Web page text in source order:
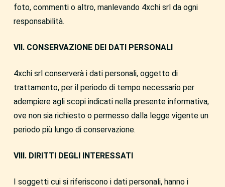
foto, commenti o altro, manlevando 4xchi srl da ogni
responsabilità.
VII. CONSERVAZIONE DEI DATI PERSONALI
4xchi srl conserverà i dati personali, oggetto di
trattamento, per il periodo di tempo necessario per
adempiere agli scopi indicati nella presente informativa,
ove non sia richiesto o permesso dalla legge vigente un
periodo più lungo di conservazione.
VIII. DIRITTI DEGLI INTERESSATI
I soggetti cui si riferiscono i dati personali, hanno i